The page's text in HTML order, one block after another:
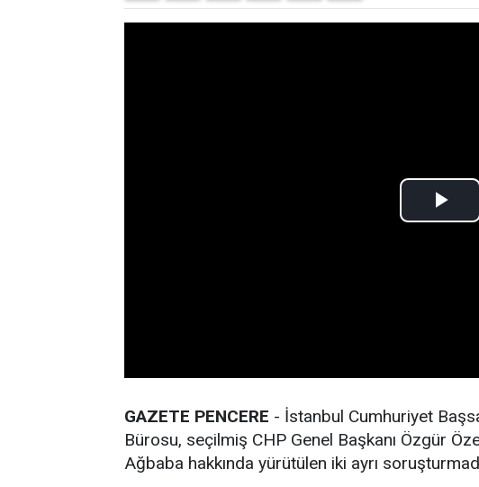
GAZETE PENCERE - İstanbul Cumhuriyet
Bürosu, seçilmiş CHP Genel Başkanı Özgür
Ağbaba hakkında yürütülen iki ayrı